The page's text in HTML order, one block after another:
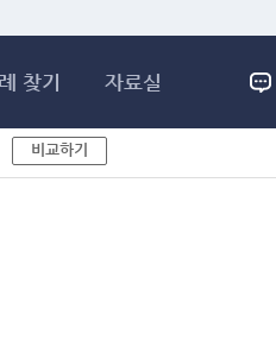
찾기 자료실
비교하기